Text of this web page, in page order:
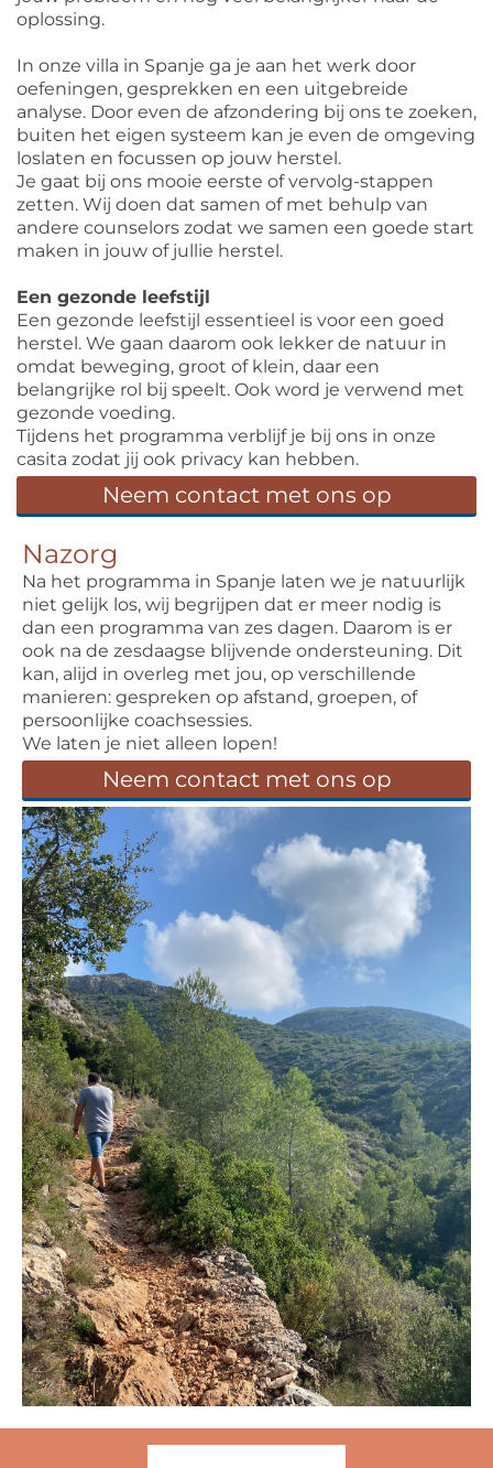
oplossing.
In onze villa in Spanje ga je aan het werk door
oefeningen, gesprekken en een uitgebreide
analyse. Door even de afzondering bij ons te zoeken,
buiten het eigen systeem kan je even de omgeving
loslaten en focussen op jouw herstel.
Je gaat bij ons mooie eerste of vervolg-stappen
zetten. Wij doen dat samen of met behulp van
andere counselors zodat we samen een goede start
maken in jouw of jullie herstel.
Een gezonde leefstijl
Een gezonde leefstijl essentieel is voor een goed
herstel. We gaan daarom ook lekker de natuur in
omdat beweging, groot of klein, daar een
belangrijke rol bij speelt. Ook word je verwend met
gezonde voeding.
Tijdens het programma verblijf je bij ons in onze
casita zodat jij ook privacy kan hebben.
Neem contact met ons op
Nazorg
Na het programma in Spanje laten we je natuurlijk
niet gelijk los, wij begrijpen dat er meer nodig is
dan een programma van zes dagen. Daarom is er
ook na de zesdaagse blijvende ondersteuning. Dit
kan, alijd in overleg met jou, op verschillende
manieren: gespreken op afstand, groepen, of
persoonlijke coachsessies.
We laten je niet alleen lopen!
Neem contact met ons op